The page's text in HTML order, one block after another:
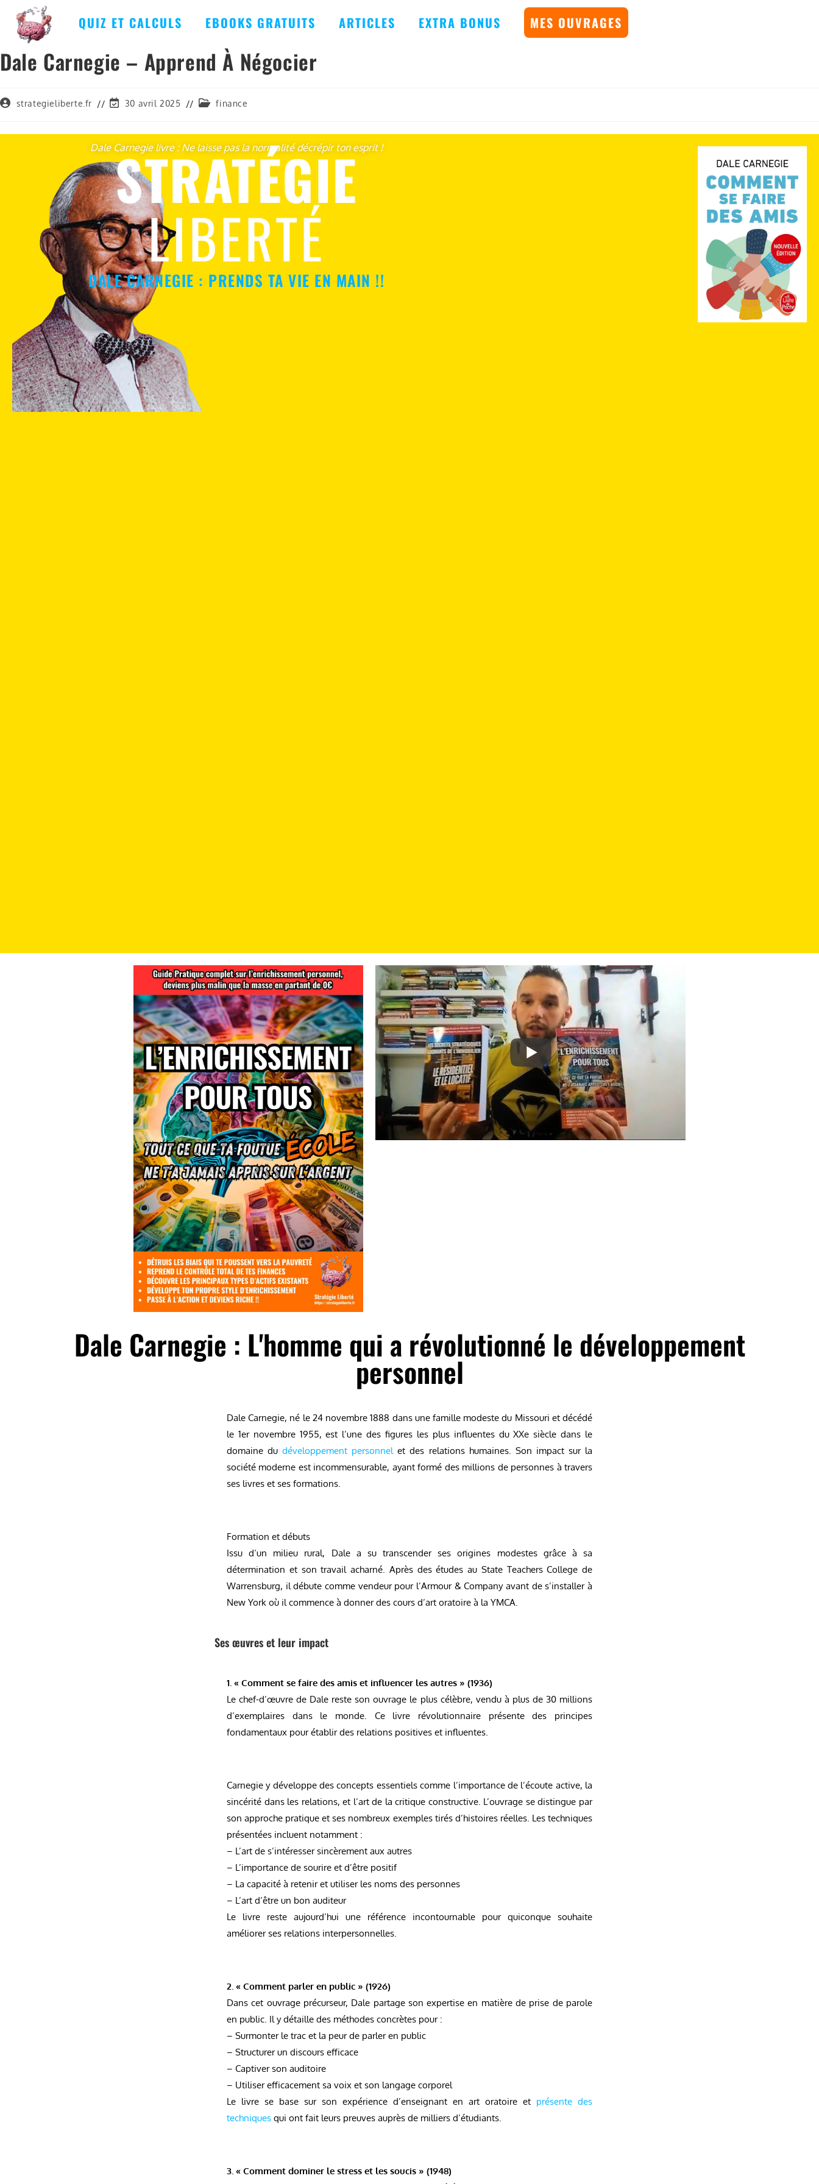
QUIZ ET CALCULS EBOOKS GRATUITS ARTICLES EXTRA BONUS MES OUVRAGES
Dale Carnegie – Apprend À Négocier
strategieliberte.fr 30 avril 2025 finance
Dale Carnegie livre : Ne laisse pas la normalité décrépir ton esprit !
STRATÉGIE
LIBERTÉ
DALE CARNEGIE : PRENDS TA VIE EN MAIN !!
Dale Carnegie : L'homme qui a révolutionné le développement
personnel
Dale Carnegie, né le 24 novembre 1888 dans une famille modeste du Missouri et décédé
le 1er novembre 1955, est l’une des figures les plus influentes du XXe siècle dans le
domaine dudéveloppement personnelet des relations humaines. Son impact sur la
société moderne est incommensurable, ayant formé des millions de personnes à travers
ses livres et ses formations.
Formation et débuts
Issu d’un milieu rural, Dale a su transcender ses origines modestes grâce à sa
détermination et son travail acharné. Après des études au State Teachers College de
Warrensburg, il débute comme vendeur pour l’Armour & Company avant de s’installer à
New York où il commence à donner des cours d’art oratoire à la YMCA.
Ses œuvres et leur impact
1. « Comment se faire des amis et influencer les autres » (1936)
Le chef-d’œuvre de Dale reste son ouvrage le plus célèbre, vendu à plus de 30 millions
d’exemplaires dans le monde. Ce livre révolutionnaire présente des principes
fondamentaux pour établir des relations positives et influentes.
Carnegie y développe des concepts essentiels comme l’importance de l’écoute active, la
sincérité dans les relations, et l’art de la critique constructive. L’ouvrage se distingue par
son approche pratique et ses nombreux exemples tirés d’histoires réelles. Les techniques
présentées incluent notamment :
– L’art de s’intéresser sincèrement aux autres
– L’importance de sourire et d’être positif
– La capacité à retenir et utiliser les noms des personnes
– L’art d’être un bon auditeur
Le livre reste aujourd’hui une référence incontournable pour quiconque souhaite
améliorer ses relations interpersonnelles.
2. « Comment parler en public » (1926)
Dans cet ouvrage précurseur, Dale partage son expertise en matière de prise de parole
en public. Il y détaille des méthodes concrètes pour :
– Surmonter le trac et la peur de parler en public
– Structurer un discours efficace
– Captiver son auditoire
– Utiliser efficacement sa voix et son langage corporel
Le livre se base sur son expérience d’enseignant en art oratoire et présente des
techniques qui ont fait leurs preuves auprès de milliers d’étudiants.
3. « Comment dominer le stress et les soucis » (1948)